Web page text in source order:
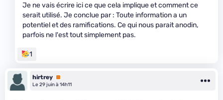
Je ne vais écrire ici ce que cela implique et comment ce
serait utilisé. Je conclue par : Toute information a un
potentiel et des ramifications. Ce qui nous parait anodin,
parfois ne l'est tout simplement pas.
1
hirtrey Premium
Le 29 juin à 14h11